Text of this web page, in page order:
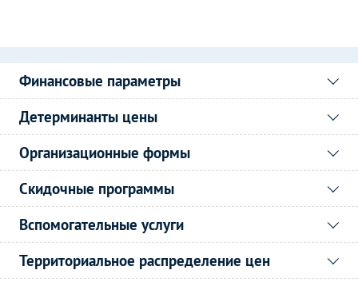
Финансовые параметры
Детерминанты цены
Организационные формы
Скидочные программы
Вспомогательные услуги
Территориальное распределение цен